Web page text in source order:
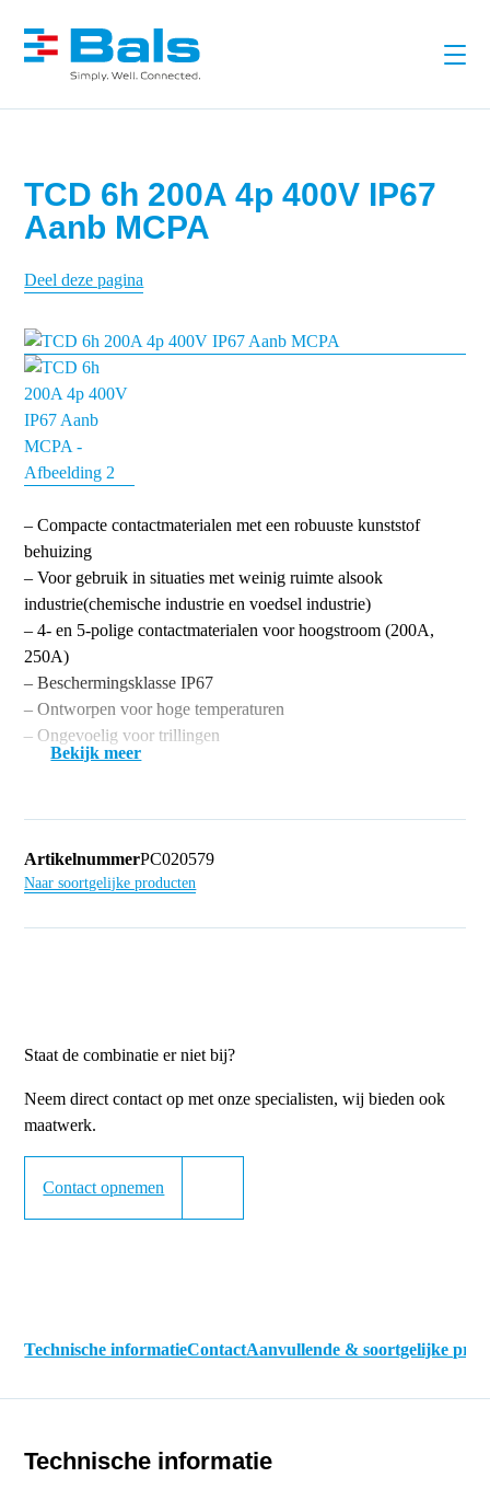
TCD 6h 200A 4p 400V IP67
Aanb MCPA
Deel deze pagina
– Compacte contactmaterialen met een robuuste kunststof
behuizing
– Voor gebruik in situaties met weinig ruimte alsook
industrie(chemische industrie en voedsel industrie)
– 4- en 5-polige contactmaterialen voor hoogstroom (200A,
250A)
– Beschermingsklasse IP67
– Ontworpen voor hoge temperaturen
– Ongevoelig voor trillingen
Bekijk meer
ArtikelnummerPC020579
Naar soortgelijke producten
Staat de combinatie er niet bij?
Neem direct contact op met onze specialisten, wij bieden ook
maatwerk.
Contact opnemen
Technische informatieContactAanvullende & soortgelijke
Technische informatie